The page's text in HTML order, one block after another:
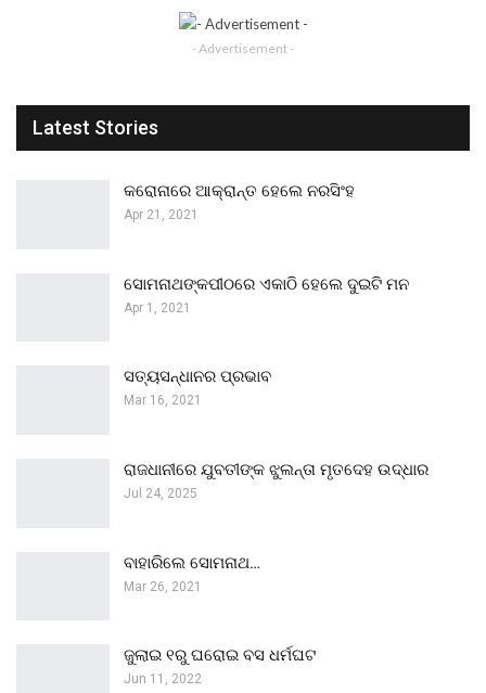
- Advertisement -
Latest Stories
କରୋନାରେ ଆକ୍ରାନ୍ତ ହେଲେ ନରସିଂହ
Apr 21, 2021
ସୋମନାଥଙ୍କପୀଠରେ ଏକାଠି ହେଲେ ଦୁଇଟି ମନ
Apr 1, 2021
ସତ୍ୟସନ୍ଧାନର ପ୍ରଭାବ
Mar 16, 2021
ରାଜଧାନୀରେ ଯୁବତୀଙ୍କ ଝୁଲନ୍ତା ମୃତଦେହ ଉଦ୍ଧାର
Jul 24, 2025
ବାହାରିଲେ ସୋମନାଥ…
Mar 26, 2021
ଜୁଲାଇ ୧ରୁ ଘରୋଇ ବସ ଧର୍ମଘଟ
Jun 11, 2022